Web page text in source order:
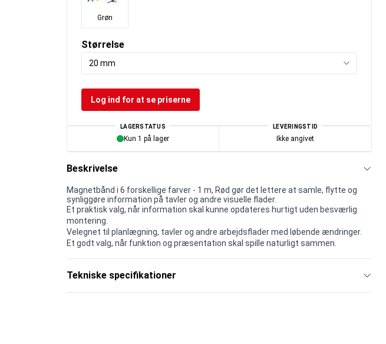
Grøn
Størrelse
20 mm
Log ind for at se priserne
LAGERSTATUS
Kun 1 på lager
LEVERINGSTID
Ikke angivet
Beskrivelse
Magnetbånd i 6 forskellige farver - 1 m, Rød gør det lettere at samle, flytte og
synliggøre information på tavler og andre visuelle flader.
Et praktisk valg, når information skal kunne opdateres hurtigt uden besværlig
montering.
Velegnet til planlægning, tavler og andre arbejdsflader med løbende ændringer.
Et godt valg, når funktion og præsentation skal spille naturligt sammen.
Tekniske specifikationer